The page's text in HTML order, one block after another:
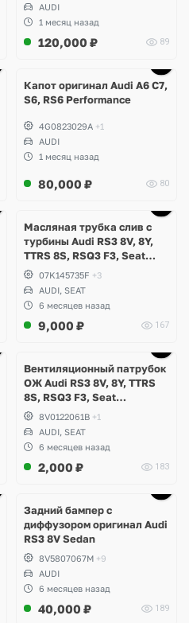
AUDI
1 месяц назад
120,000 ₽ 89
Капот оригинал Audi A6 C7,
S6, RS6 Performance
4G0823029A +1
AUDI
1 месяц назад
80,000 ₽ 80
Масляная трубка слив с
турбины Audi RS3 8V, 8Y,
TTRS 8S, RSQ3 F3, Seat
Formentor Cupra 2.5 TFSI
Evo, DAZA, DNWA, DNWB
07K145735F +3
AUDI, SEAT
6 месяцев назад
9,000 ₽ 167
Вентиляционный патрубок
ОЖ Audi RS3 8V, 8Y, TTRS
8S, RSQ3 F3, Seat
Formentor Cupra 2.5 TFSI
Evo, DAZA, DNWA, DNWB
8V0122061B +1
AUDI, SEAT
6 месяцев назад
2,000 ₽ 183
Задний бампер с
диффузором оригинал Audi
RS3 8V Sedan
8V5807067M +9
AUDI
6 месяцев назад
40,000 ₽ 189